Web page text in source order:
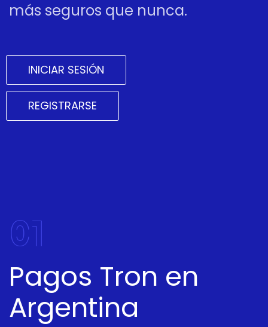
más seguros que nunca.
INICIAR SESIÓN
REGISTRARSE
01
Pagos Tron en
Argentina